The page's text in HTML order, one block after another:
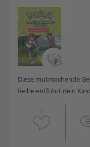
Diese mutmachende
Reihe entführt dein
1